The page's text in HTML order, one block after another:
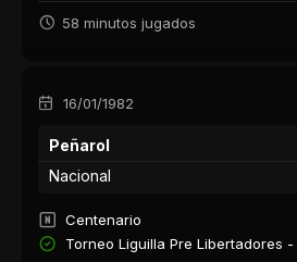
58 minutos jugados
16/01/1982
Peñarol
Nacional
Centenario
Torneo Liguilla Pre Libertadores -